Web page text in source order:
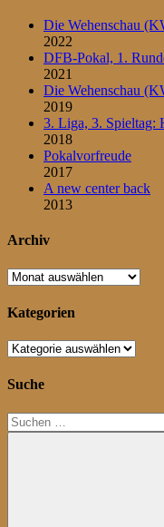
Die Wehenschau
2022
DFB-Pokal, 1.
2021
Die Wehenschau
2019
3. Liga, 3. Spieltag:
2018
Pokalvorfreude
2017
A new center back
2013
Archiv
Archiv
Kategorien
Kategorien
Suche
Suchen
nach: